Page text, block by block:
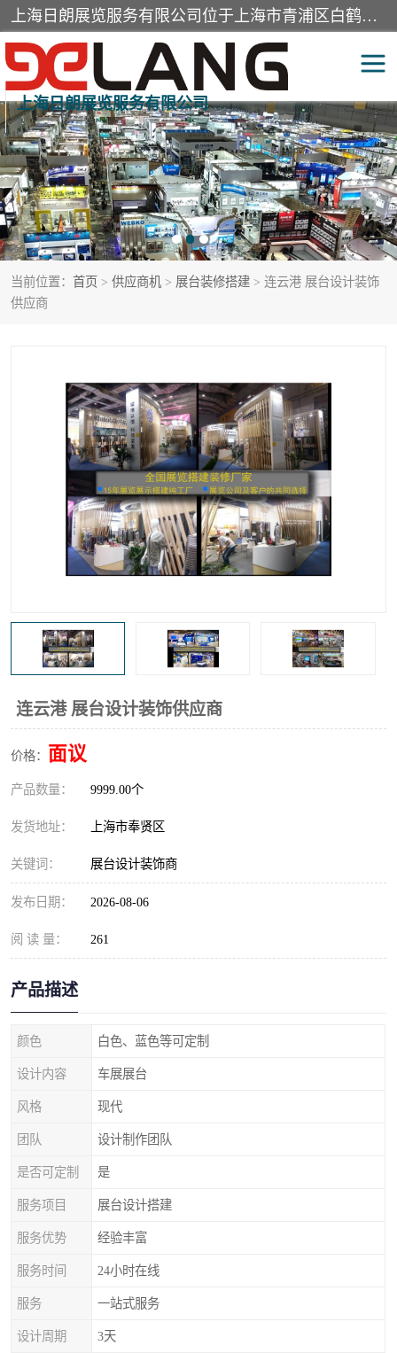
上海日朗展览服务有限公司位于上海市青浦区白鹤镇，营业范围有展览展示会务服务，室内装饰设计及施工，展示道具设计制作，舞台设计，图文设计，灯箱制作，园林绿化工程，广告装潢材料，建筑材料，办公用品，工艺礼品日用百货销售。
上海日朗展览服务有限公司
当前位置： 首页 > 供应商机 > 展台装修搭建 > 连云港 展台设计装饰
供应商
连云港 展台设计装饰供应商
价格： 面议
产品数量： 9999.00个
发货地址： 上海市奉贤区
关键词： 展台设计装饰商
发布日期： 2026-08-06
阅 读 量： 261
产品描述
颜色 白色、蓝色等可定制
设计内容 车展展台
风格 现代
团队 设计制作团队
是否可定制 是
服务项目 展台设计搭建
服务优势 经验丰富
服务时间 24小时在线
服务 一站式服务
设计周期 3天
展台装修搭建 活动会议执行
展厅装修 专柜制作
展会装修设计 展会搭建
活动策划 展会服务